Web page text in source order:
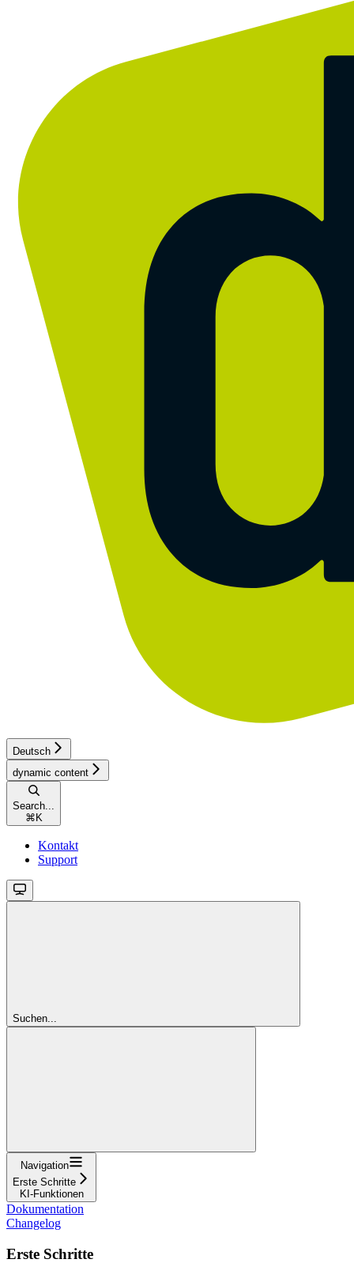
Deutsch
dynamic content
Search...
⌘ K
Kontakt
Support
Suchen...
Navigation
Erste Schritte
KI-Funktionen
Dokumentation
Changelog
Erste Schritte